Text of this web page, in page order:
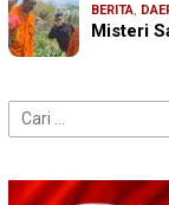
BERITA,
Misteri
Cari
untuk: